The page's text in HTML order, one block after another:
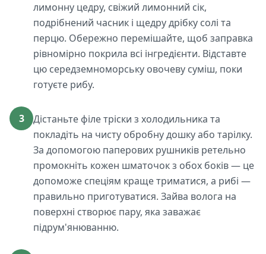
лимонну цедру, свіжий лимонний сік,
подрібнений часник і щедру дрібку солі та
перцю. Обережно перемішайте, щоб заправка
рівномірно покрила всі інгредієнти. Відставте
цю середземноморську овочеву суміш, поки
готуєте рибу.
3
Дістаньте філе тріски з холодильника та
покладіть на чисту обробну дошку або тарілку.
За допомогою паперових рушників ретельно
промокніть кожен шматочок з обох боків — це
допоможе спеціям краще триматися, а рибі —
правильно приготуватися. Зайва волога на
поверхні створює пару, яка заважає
підрум'янюванню.